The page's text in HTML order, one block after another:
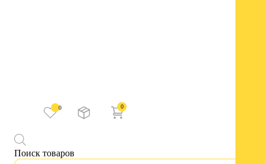
0 0
Поиск товаров
Каталог
Водосток